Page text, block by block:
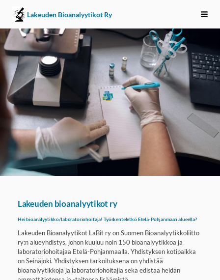
Siirry
sivun
sisältöön
Lakeuden Bioanalyytikot Ry
Lakeuden bioanalyytikot ry
Hei bioanalyytikko/laboratoriohoitaja! Työskenteletkö Etelä-Pohjanmaan alueella?
Lakeuden Bioanalyytikot LaBit ry on Suomen Bioanalyytikkoliitto
ry:n alueyhdistys, johon kuuluu noin 150 bioanalyytikkoa ja
laboratoriohoitajaa Etelä-Pohjanmaalla. Yhdistyksen kotipaikka
on Seinäjoki. Yhdistyksen tarkoituksena on yhdistää
bioanalyytikkoja ja laboratoriohoitajia sekä edistää heidän